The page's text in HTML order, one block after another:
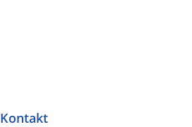
Kontakt